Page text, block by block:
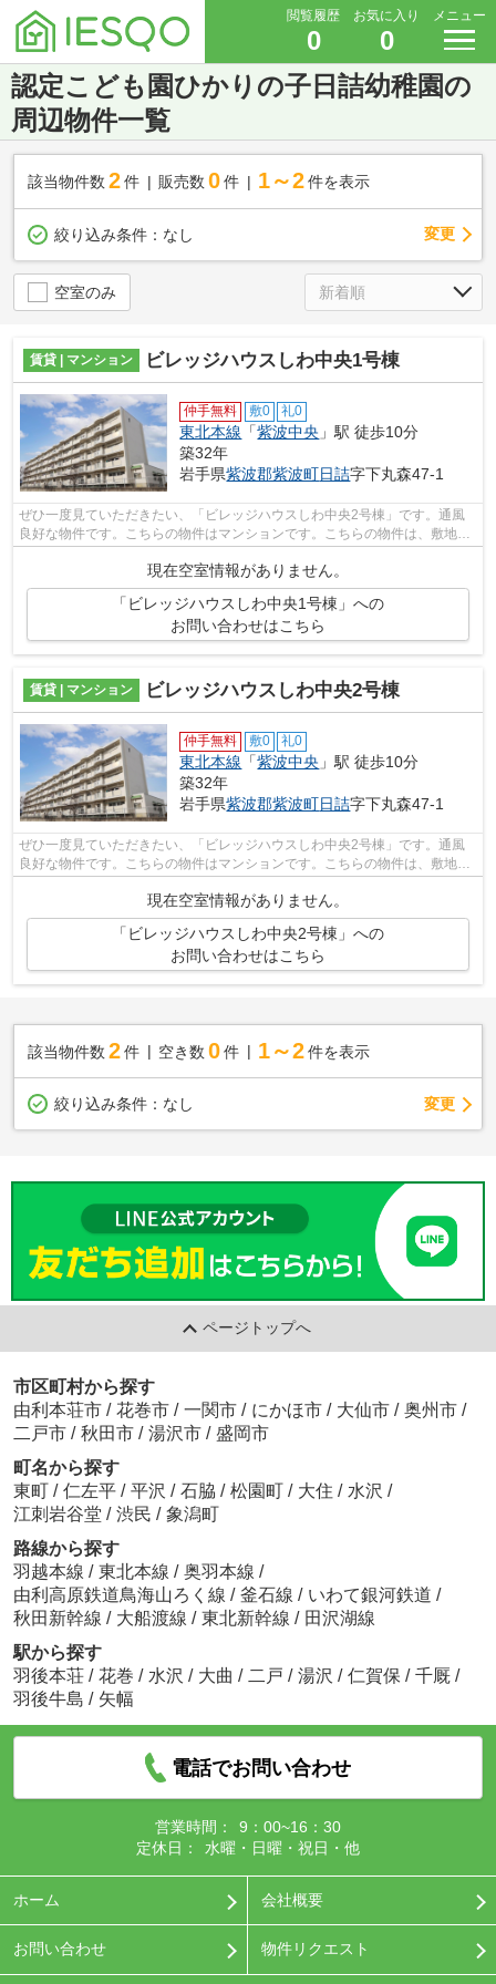
閲覧履歴
0
お気に入り
0
メニュー
認定こども園ひかりの子日詰幼稚園の
周辺物件一覧
該当物件数 2件 販売数 0 件 1～2 件を表示
絞り込み条件： なし 変更
空室のみ
賃貸 | マンション ビレッジハウスしわ中央1号棟
仲手無料 敷0 礼0
東北本線 「紫波中央 」駅 徒歩10分
築32年
岩手県紫波郡紫波町日詰字下丸森47-1
ぜひ一度見ていただきたい、「ビレッジハウスしわ中央2号棟」です。通風
良好な物件です。こちらの物件はマンションです。こちらの物件は、敷地内
現在空室情報がありません。
「ビレッジハウスしわ中央1号棟」への
お問い合わせはこちら
賃貸 | マンション ビレッジハウスしわ中央2号棟
仲手無料 敷0 礼0
東北本線 「紫波中央 」駅 徒歩10分
築32年
岩手県紫波郡紫波町日詰字下丸森47-1
ぜひ一度見ていただきたい、「ビレッジハウスしわ中央2号棟」です。通風
良好な物件です。こちらの物件はマンションです。こちらの物件は、敷地内
現在空室情報がありません。
「ビレッジハウスしわ中央2号棟」への
お問い合わせはこちら
該当物件数 2件 空き数 0 件 1～2 件を表示
絞り込み条件： なし 変更
ページトップへ
市区町村から探す
由利本荘市 / 花巻市 / 一関市 / にかほ市 / 大仙市 / 奥州市 /
二戸市 / 秋田市 / 湯沢市 / 盛岡市
町名から探す
東町 / 仁左平 / 平沢 / 石脇 / 松園町 / 大住 / 水沢 /
江刺岩谷堂 / 渋民 / 象潟町
路線から探す
羽越本線 / 東北本線 / 奥羽本線 /
由利高原鉄道鳥海山ろく線 / 釜石線 / いわて銀河鉄道 /
秋田新幹線 / 大船渡線 / 東北新幹線 / 田沢湖線
駅から探す
羽後本荘 / 花巻 / 水沢 / 大曲 / 二戸 / 湯沢 / 仁賀保 / 千厩 /
羽後牛島 / 矢幅
電話でお問い合わせ
営業時間：
9：00~16：30
定休日：
水曜・日曜・祝日・他
ホーム 会社概要
お問い合わせ 物件リクエスト